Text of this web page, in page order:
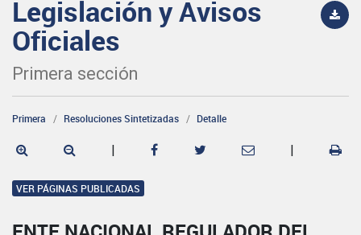
Legislación y Avisos
Oficiales
Primera sección
Primera Resoluciones Sintetizadas Detalle
| |
VER PÁGINAS PUBLICADAS